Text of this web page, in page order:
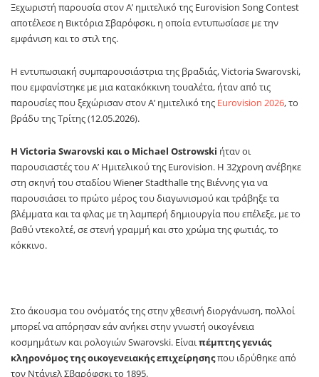
Ξεχωριστή παρουσία στον Α’ ημιτελικό της Eurovision Song Contest
αποτέλεσε η Βικτόρια Σβαρόφσκι, η οποία εντυπωσίασε με την
εμφάνιση και το στιλ της.
Η εντυπωσιακή συμπαρουσιάστρια της βραδιάς, Victoria Swarovski,
που εμφανίστηκε με μια κατακόκκινη τουαλέτα, ήταν από τις
παρουσίες που ξεχώρισαν στον Α’ ημιτελικό της Eurovision 2026, το
βράδυ της Τρίτης (12.05.2026).
Η Victoria Swarovski και ο Michael Ostrowski ήταν οι
παρουσιαστές του Α’ Ημιτελικού της Eurovision. Η 32χρονη ανέβηκε
στη σκηνή του σταδίου Wiener Stadthalle της Βιέννης για να
παρουσιάσει το πρώτο μέρος του διαγωνισμού και τράβηξε τα
βλέμματα και τα φλας με τη λαμπερή δημιουργία που επέλεξε, με το
βαθύ ντεκολτέ, σε στενή γραμμή και στο χρώμα της φωτιάς, το
κόκκινο.
Στο άκουσμα του ονόματός της στην χθεσινή διοργάνωση, πολλοί
μπορεί να απόρησαν εάν ανήκει στην γνωστή οικογένεια
κοσμημάτων και ρολογιών Swarovski. Είναιπέμπτης γενιάς
κληρονόμος της οικογενειακής επιχείρησηςπου ιδρύθηκε από
τον Ντάνιελ Σβαρόφσκι το 1895.